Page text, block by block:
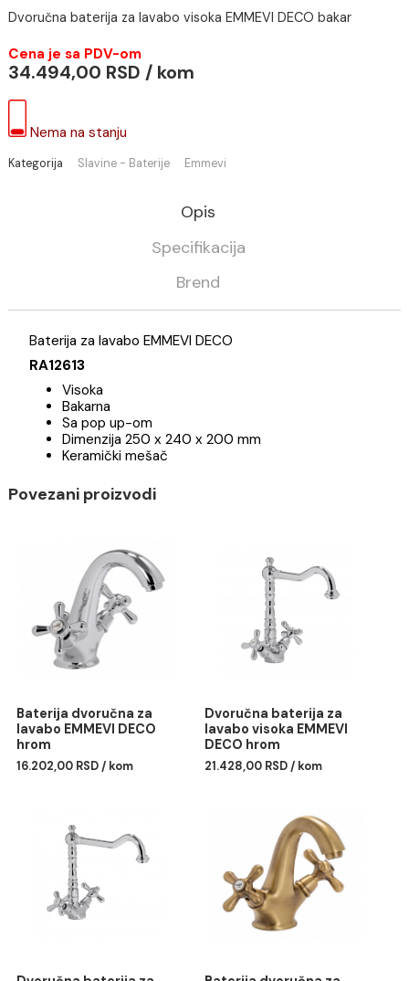
Bronza
Cena je sa PDV-om
34.494,00 RSD / kom
Slavine - Baterije Emmevi
Opis
Specifikacija
Baterija za lavabo EMMEVI DECO
Visoka
Dimenzija 250 x 240 x 200 mm
Keramički mešač
Povezani proizvodi
Baterija dvoručna za
lavabo EMMEVI DECO
hrom
16.202,00 RSD / kom
Dvoručna baterija za
lavabo visoka EMMEVI
DECO hrom
21.428,00 RSD / kom